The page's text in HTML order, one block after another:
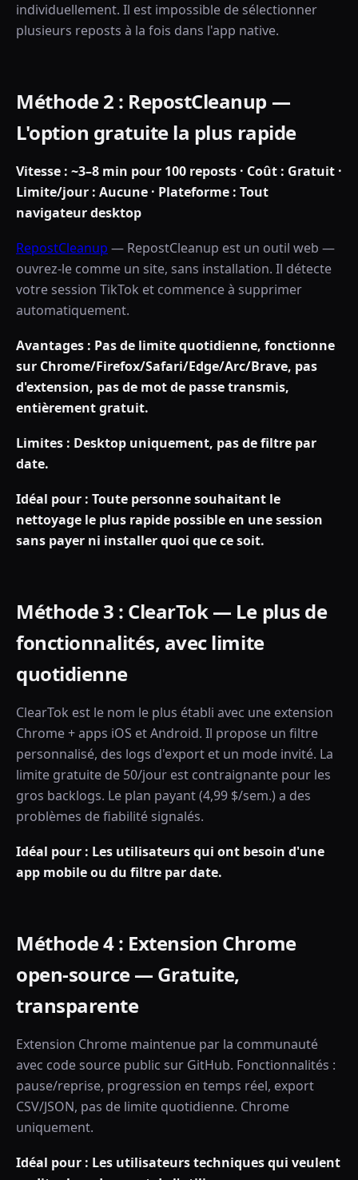
individuellement. Il est impossible de sélectionner
plusieurs reposts à la fois dans l'app native.
Méthode 2 : RepostCleanup —
L'option gratuite la plus rapide
Vitesse : ~3–8 min pour 100 reposts · Coût : Gratuit ·
Limite/jour : Aucune · Plateforme : Tout
navigateur desktop
RepostCleanup — RepostCleanup est un outil web —
ouvrez-le comme un site, sans installation. Il détecte
votre session TikTok et commence à supprimer
automatiquement.
Avantages : Pas de limite quotidienne, fonctionne
sur Chrome/Firefox/Safari/Edge/Arc/Brave, pas
d'extension, pas de mot de passe transmis,
entièrement gratuit.
Limites : Desktop uniquement, pas de filtre par
date.
Idéal pour : Toute personne souhaitant le
nettoyage le plus rapide possible en une session
sans payer ni installer quoi que ce soit.
Méthode 3 : ClearTok — Le plus de
fonctionnalités, avec limite
quotidienne
ClearTok est le nom le plus établi avec une extension
Chrome + apps iOS et Android. Il propose un filtre
personnalisé, des logs d'export et un mode invité. La
limite gratuite de 50/jour est contraignante pour les
gros backlogs. Le plan payant (4,99 $/sem.) a des
problèmes de fiabilité signalés.
Idéal pour : Les utilisateurs qui ont besoin d'une
app mobile ou du filtre par date.
Méthode 4 : Extension Chrome
open-source — Gratuite,
transparente
Extension Chrome maintenue par la communauté
avec code source public sur GitHub. Fonctionnalités :
pause/reprise, progression en temps réel, export
CSV/JSON, pas de limite quotidienne. Chrome
uniquement.
Idéal pour : Les utilisateurs techniques qui veulent